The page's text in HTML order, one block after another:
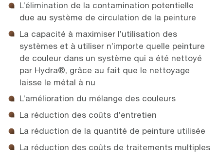
L’élimination de la contamination potentielle
due au système de circulation de la peinture
La capacité à maximiser l’utilisation des
systèmes et à utiliser n’importe quelle peinture
de couleur dans un système qui a été nettoyé
par Hydra®, grâce au fait que le nettoyage
laisse le métal à nu
L’amélioration du mélange des couleurs
La réduction des coûts d’entretien
La réduction de la quantité de peinture utilisée
La réduction des coûts de traitements multiples